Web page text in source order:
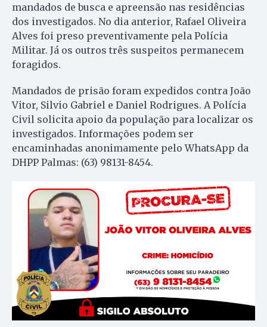
mandados de busca e apreensão nas residências
dos investigados. No dia anterior, Rafael Oliveira
Alves foi preso preventivamente pela Polícia
Militar. Já os outros três suspeitos permanecem
foragidos.
Mandados de prisão foram expedidos contra João
Vitor, Silvio Gabriel e Daniel Rodrigues. A Polícia
Civil solicita apoio da população para localizar os
investigados. Informações podem ser
encaminhadas anonimamente pelo WhatsApp da
DHPP Palmas: (63) 98131-8454.